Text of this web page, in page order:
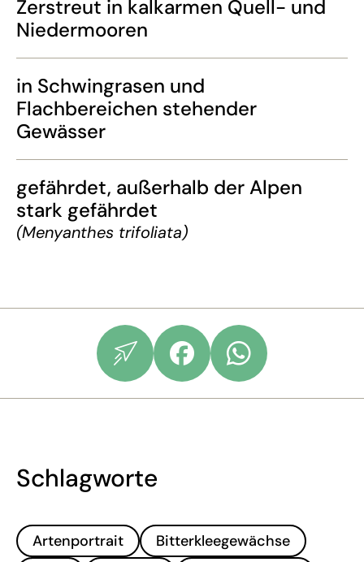
Zerstreut in kalkarmen Quell- und
Niedermooren
in Schwingrasen und
Flachbereichen stehender
Gewässer
gefährdet, außerhalb der Alpen
stark gefährdet
(Menyanthes trifoliata)
Schlagworte
Artenportrait
Bitterkleegewächse